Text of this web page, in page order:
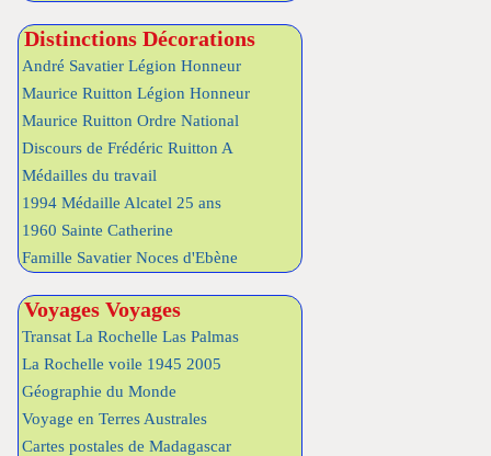
Distinctions Décorations
André Savatier Légion Honneur
Maurice Ruitton Légion Honneur
Maurice Ruitton Ordre National
Discours de Frédéric Ruitton A
Médailles du travail
1994 Médaille Alcatel 25 ans
1960 Sainte Catherine
Famille Savatier Noces d'Ebène
Voyages Voyages
Transat La Rochelle Las Palmas
La Rochelle voile 1945 2005
Géographie du Monde
Voyage en Terres Australes
Cartes postales de Madagascar